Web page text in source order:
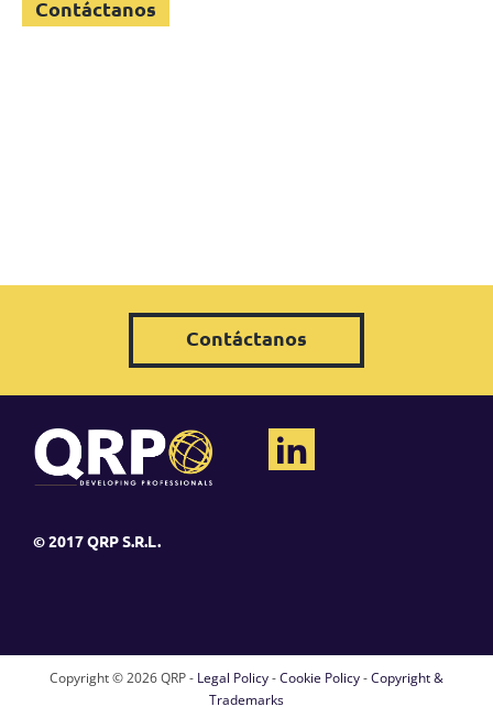
Contáctanos
© 2017 QRP S.R.L.
Copyright ©2026 QRP - Legal Policy-Cookie Policy-Copyright &
Trademarks